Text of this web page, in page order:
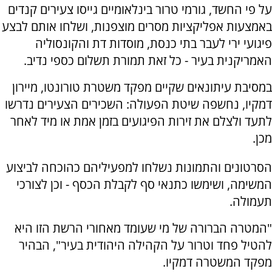
על פי החשד, גורמי טרור בינלאומיים גייסו צעירים קנדים
באמצעות אפליקציות מסרים מוצפנות, ושלחו אותם לבצע
פיגועי ירי לעבר בתי כנסת, מוסדות דת והקונסוליה
האמריקנית בעיר - כל זאת תמורת תשלום כספי נדיב.
במסיבת עיתונאים שקיים מפקד משטרת טורונטו, מיירון
דמקיו, נחשפה שיטת הפעולה: השכירים הצעירים נדרשו
לתעד ולצלם את זירות הפיגועים בזמן אמת או מיד לאחר
מכן.
הסרטונים והתמונות נשלחו למפעיליהם כהוכחה לביצוע
המשימה, ושימשו כתנאי סף לקבלת הכסף - וכן לצורכי
תעמולה.
"המטרה הברורה של מי שעומד מאחורי הרשת הזו היא
להטיל פחד וטרור על הקהילה היהודית בעיר", הבהיר
מפקד המשטרה דמקיו.